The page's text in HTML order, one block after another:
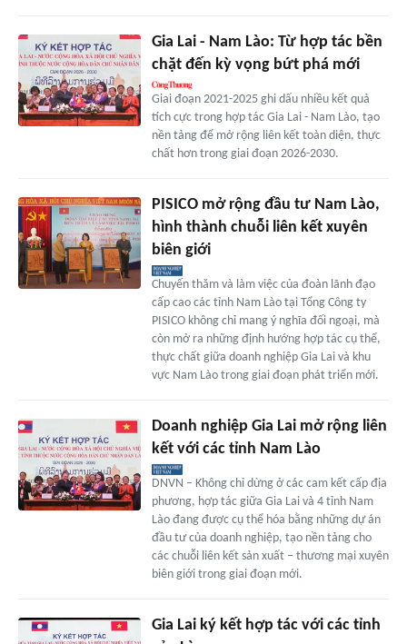
Gia Lai - Nam Lào: Từ hợp tác bền
chặt đến kỳ vọng bứt phá mới
Giai đoạn 2021-2025 ghi dấu nhiều kết quả
tích cực trong hợp tác Gia Lai - Nam Lào, tạo
nền tảng để mở rộng liên kết toàn diện, thực
chất hơn trong giai đoạn 2026-2030.
PISICO mở rộng đầu tư Nam Lào,
hình thành chuỗi liên kết xuyên
biên giới
Chuyến thăm và làm việc của đoàn lãnh đạo
cấp cao các tỉnh Nam Lào tại Tổng Công ty
PISICO không chỉ mang ý nghĩa đối ngoại, mà
còn mở ra những định hướng hợp tác cụ thể,
thực chất giữa doanh nghiệp Gia Lai và khu
vực Nam Lào trong giai đoạn phát triển mới.
Doanh nghiệp Gia Lai mở rộng liên
kết với các tỉnh Nam Lào
DNVN – Không chỉ dừng ở các cam kết cấp địa
phương, hợp tác giữa Gia Lai và 4 tỉnh Nam
Lào đang được cụ thể hóa bằng những dự án
đầu tư của doanh nghiệp, tạo nền tảng cho
các chuỗi liên kết sản xuất – thương mại xuyên
biên giới trong giai đoạn mới.
Gia Lai ký kết hợp tác với các tỉnh